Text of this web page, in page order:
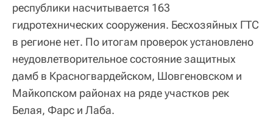
республики насчитывается 163
гидротехнических сооружения. Бесхозяйных ГТС
в регионе нет. По итогам проверок установлено
неудовлетворительное состояние защитных
дамб в Красногвардейском, Шовгеновском и
Майкопском районах на ряде участков рек
Белая, Фарс и Лаба.